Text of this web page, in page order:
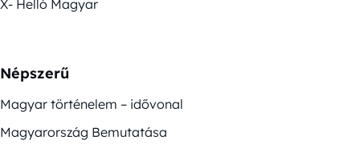
X- Helló Magyar
Népszerű
Magyar történelem – idővonal
Magyarország Bemutatása